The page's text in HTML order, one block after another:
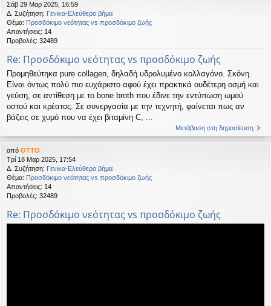
Σάβ 29 Μαρ 2025, 16:59
Δ. Συζήτηση: Γενικα-Ελεύθερο βήμα
Θέμα: Προσδόκιμο νεότητας vs προσδόκιμο ζωής
Απαντήσεις: 14
Προβολές: 32489
Re: Προσδόκιμο νεότητας vs προσδόκιμο ζωής
Προμηθεύτηκα pure collagen, δηλαδή υδρολυμένο κολλαγόνο. Σκόνη.
Είναι όντως πολύ πιο ευχάριστο αφού έχει πρακτικά ουδέτερη οσμή και
γεύση, σε αντίθεση με το bone broth που έδινε την εντύπωση ωμού
οστού και κρέατος. Σε συνεργασία με την τεχνητή, φαίνεται πως αν
βάζεις σε χυμό που να έχει βιταμίνη C, ...
Μετάβαση στη δημοσίευση
από OTTO
Τρί 18 Μαρ 2025, 17:54
Δ. Συζήτηση: Γενικα-Ελεύθερο βήμα
Θέμα: Προσδόκιμο νεότητας vs προσδόκιμο ζωής
Απαντήσεις: 14
Προβολές: 32489
Re: Προσδόκιμο νεότητας vs προσδόκιμο ζωής